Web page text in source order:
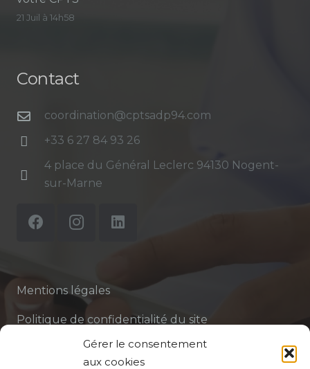
Gérer le consentement
aux cookies
21 Juil à 14h58
Contact
coordination@cptsadp94.com
+33 6 27 84 93 26
4 place du Général Leclerc 94130 Nogent-
sur-Marne
Mentions légales
Politique de confidentialité du site
Politique de protection des données de la CPTS